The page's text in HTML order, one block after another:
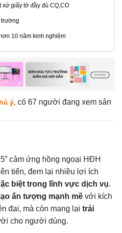
xứ giấy tờ đầy đủ CQ,CO
trường
10 năm kinh nghiệm
ý, có 67 người đang xem sản
cảm ứng hồng ngoại HĐH
tiến, đem lại nhiều lợi ích
biệt trong lĩnh vực dịch vụ.
ấn tượng mạnh mẽ với kích
đại, mà còn mang lại trải
cho người dùng.